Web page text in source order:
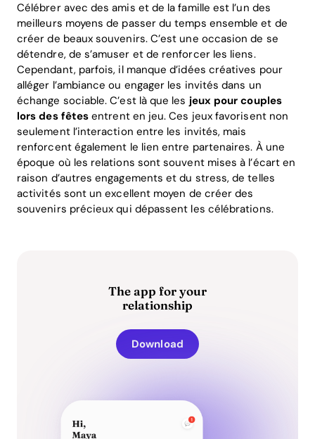
Célébrer avec des amis et de la famille est l’un des
meilleurs moyens de passer du temps ensemble et de
créer de beaux souvenirs. C’est une occasion de se
détendre, de s’amuser et de renforcer les liens.
Cependant, parfois, il manque d’idées créatives pour
alléger l’ambiance ou engager les invités dans un
échange sociable. C’est là que les jeux pour couples
lors des fêtes entrent en jeu. Ces jeux favorisent non
seulement l’interaction entre les invités, mais
renforcent également le lien entre partenaires. À une
époque où les relations sont souvent mises à l’écart en
raison d’autres engagements et du stress, de telles
activités sont un excellent moyen de créer des
souvenirs précieux qui dépassent les célébrations.
The app for your
relationship
Download